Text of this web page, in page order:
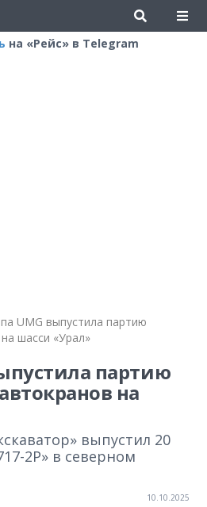
на «Рейс» в Telegram
UMG выпустила партию
шасси «Урал»
партию
на
выпустил 20
2Р» в северном
10.10.2025